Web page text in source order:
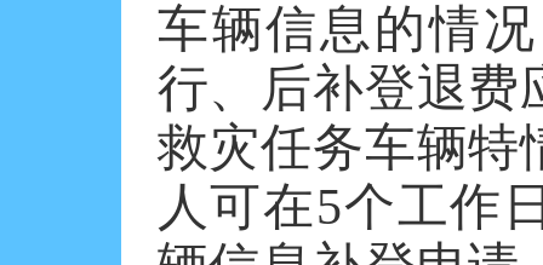
车辆信息的情
行、后补登退费
救灾任务车辆特
人可在5个工作